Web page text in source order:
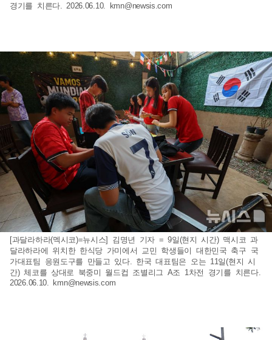
경기를 치른다. 2026.06.10. kmn@newsis.com
[과달라하라(멕시코)=뉴시스] 김명년 기자 = 9일(현지 시간) 맥시코 과
달라하라에 위치한 한식당 가미에서 교민 학생들이 대한민국 축구 국
가대표팀 응원도구를 만들고 있다. 한국 대표팀은 오는 11일(현지 시
간) 체코를 상대로 북중미 월드컵 조별리그 A조 1차전 경기를 치른다.
2026.06.10. kmn@newsis.com